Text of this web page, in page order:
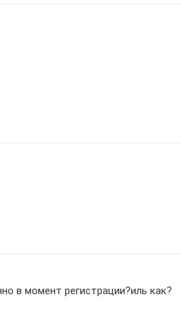
в момент регистрации?иль как?